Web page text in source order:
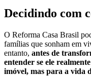
Decidindo com
O Reforma Casa Brasil
famílias que sonham em
entanto, antes de
entender se ele
imóvel, mas para a vida